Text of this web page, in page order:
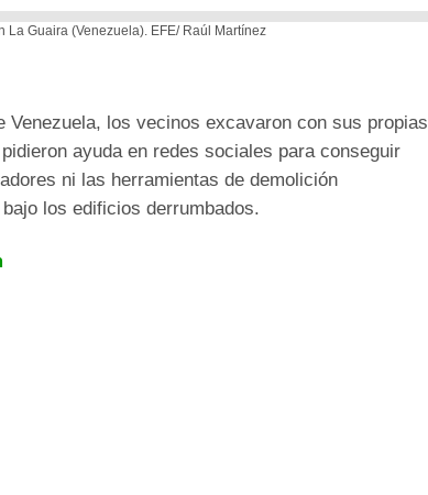
Guaira (Venezuela). EFE/ Raúl Martínez
los vecinos excavaron con sus propias
ayuda en redes sociales para conseguir
ni las herramientas de demolición
los edificios derrumbados.